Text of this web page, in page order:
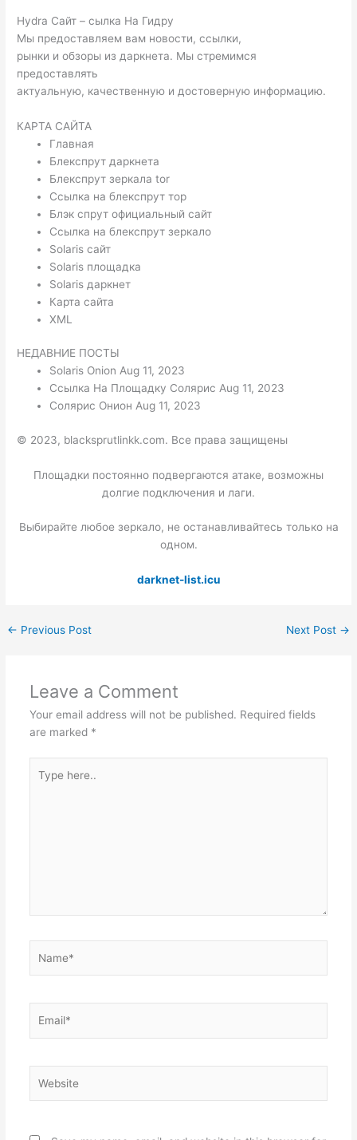
Hydra Сайт – сылка На Гидру
Мы предоставляем вам новости, ссылки,
рынки и обзоры из даркнета. Мы стремимся
предоставлять
актуальную, качественную и достоверную информацию.
КАРТА САЙТА
Главная
Блекспрут даркнета
Блекспрут зеркала tor
Ссылка на блекспрут тор
Блэк спрут официальный сайт
Ссылка на блекспрут зеркало
Solaris сайт
Solaris площадка
Solaris даркнет
Карта сайта
XML
НЕДАВНИЕ ПОСТЫ
Solaris Onion Aug 11, 2023
Ссылка На Площадку Солярис Aug 11, 2023
Солярис Онион Aug 11, 2023
© 2023, blacksprutlinkk.com. Все права защищены
Площадки постоянно подвергаются атаке, возможны
долгие подключения и лаги.
Выбирайте любое зеркало, не останавливайтесь только на
одном.
darknet-list.icu
← Previous Post Next Post →
Leave a Comment
Your email address will not be published. Required fields
are marked *
here..